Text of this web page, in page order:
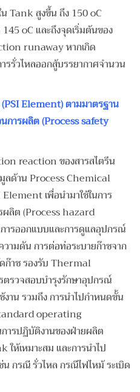
Tank สูงขึ้น ถึง 150 oC
oC และถึงจุดเริ่มต้นของ
runaway หากเกิด
รั่วไหลออกสู้บรรยากาศจำนวน
Element) ตามมาตรฐาน
การผลิต (Process safety
reaction ของสารสไตรีน
ลด้าน Process Chemical
เพื่อนำมาใช้ในการ
ผลิต (Process hazard
ารออกแบบและการดูแลอุปกรณ์
ามดัน การต่อท่อระบายก๊าซจาก
ก๊าซ รองรับ Thermal
รวจสอบบำรุงรักษาอุปกรณ์
าน รวมถึง การนำไปกำหนดขั้น
operating
ารปฏิบัติงานของฝ่ายผลิต
ห้เหมาะสม และการนำไป
กรณี รั่วไหล กรณีไฟไหม้ ระเบิด